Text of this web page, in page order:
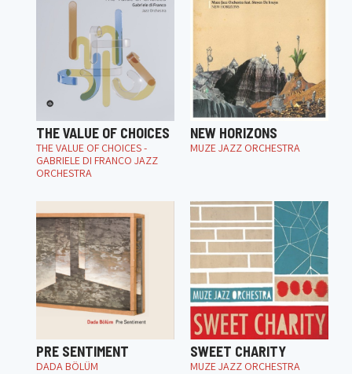
THE VALUE OF CHOICES
THE VALUE OF CHOICES -
GABRIELE DI FRANCO JAZZ
ORCHESTRA
NEW HORIZONS
MUZE JAZZ ORCHESTRA
PRE SENTIMENT
DADA BÖLÜM
SWEET CHARITY
MUZE JAZZ ORCHESTRA